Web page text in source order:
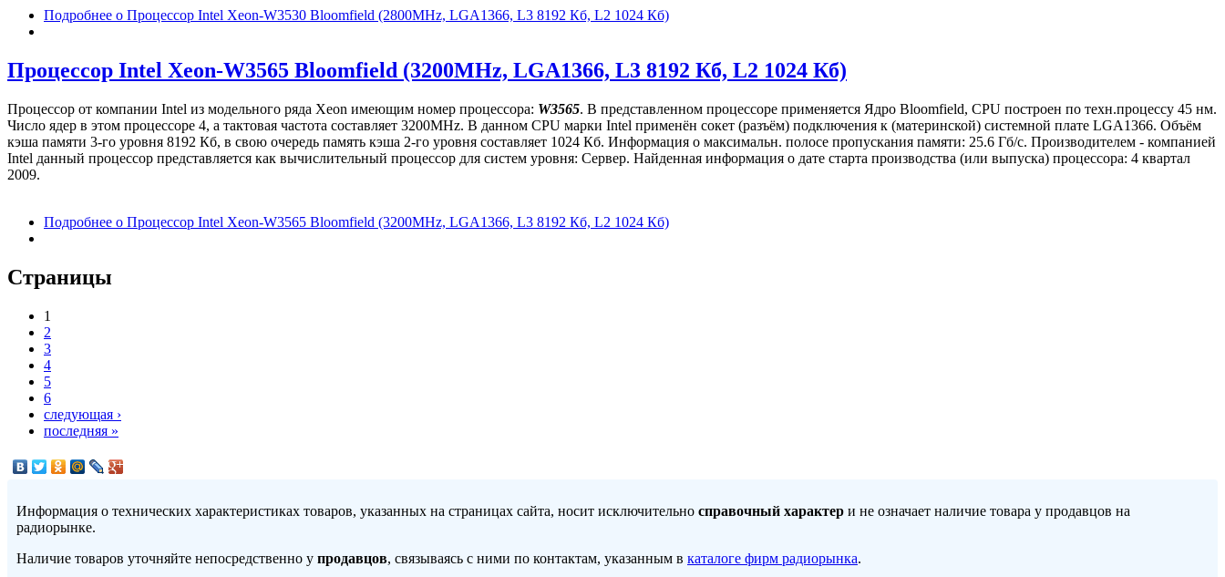
Подробнее о Процессор Intel Xeon-W3530 Bloomfield (2800MHz, LGA1366, L3 8192 Кб, L2 1024 Кб)
Процессор Intel Xeon-W3565 Bloomfield (3200MHz, LGA1366, L3 8192 Кб, L2 1024 Кб)
Процессор от компании Intel из модельного ряда Xeon имеющим номер процессора: W3565. В представленном процессоре применяется Ядро Bloomfield, CPU построен по техн.процессу 45 нм.
Число ядер в этом процессоре 4, а тактовая частота составляет 3200MHz. В данном CPU марки Intel применён сокет (разъём) подключения к (материнской) системной плате LGA1366. Объём
кэша памяти 3-го уровня 8192 Кб, в свою очередь память кэша 2-го уровня составляет 1024 Кб. Информация о максимальн. полосе пропускания памяти: 25.6 Гб/с. Производителем - компанией
Intel данный процессор представляется как вычислительный процессор для систем уровня: Сервер. Найденная информация о дате старта производства (или выпуска) процессора: 4 квартал
2009.
Подробнее о Процессор Intel Xeon-W3565 Bloomfield (3200MHz, LGA1366, L3 8192 Кб, L2 1024 Кб)
Страницы
1
2
3
4
5
6
следующая ›
последняя »
Информация о технических характеристиках товаров, указанных на страницах сайта, носит исключительно справочный характер и не означает наличие товара у продавцов на
радиорынке.
Наличие товаров уточняйте непосредственно у продавцов, связываясь с ними по контактам, указанным в каталоге фирм радиорынка.